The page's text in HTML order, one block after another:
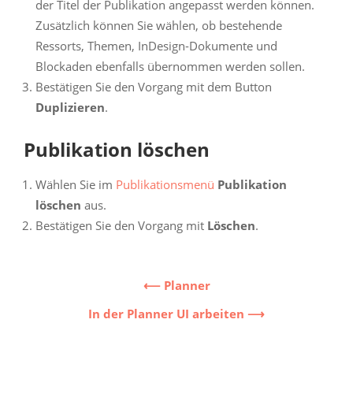
der Titel der Publikation angepasst werden können.
Zusätzlich können Sie wählen, ob bestehende
Ressorts, Themen, InDesign-Dokumente und
Blockaden ebenfalls übernommen werden sollen.
Bestätigen Sie den Vorgang mit dem Button
Duplizieren.
Publikation löschen
Wählen Sie im Publikationsmenü Publikation
löschen aus.
Bestätigen Sie den Vorgang mit Löschen.
⟵ Planner
In der Planner UI arbeiten ⟶